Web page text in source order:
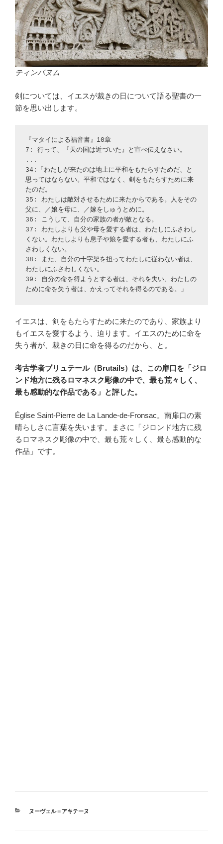
ティンパヌム
剣については、イエスが裁きの日について語る聖書の一
節を思い出します。
『マタイによる福音書』10章
7: 行って、『天の国は近づいた』と宣べ伝えなさい。
...
34:「わたしが来たのは地上に平和をもたらすためだ、と
思ってはならない。平和ではなく、剣をもたらすために来
たのだ。
35: わたしは敵対させるために来たからである。人をその
父に、／娘を母に、／嫁をしゅうとめに。
36: こうして、自分の家族の者が敵となる。
37: わたしよりも父や母を愛する者は、わたしにふさわし
くない。わたしよりも息子や娘を愛する者も、わたしにふ
さわしくない。
38: また、自分の十字架を担ってわたしに従わない者は、
わたしにふさわしくない。
39: 自分の命を得ようとする者は、それを失い、わたしの
ために命を失う者は、かえってそれを得るのである。」
イエスは、剣をもたらすために来たのであり、家族より
もイエスを愛するよう、迫ります。イエスのために命を
失う者が、裁きの日に命を得るのだから、と。
考古学者ブリュテール（Brutails）は、この扉口を「ジロ
ンド地方に残るロマネスク彫像の中で、最も荒々しく、
最も感動的な作品である」と評した。
Église Saint-Pierre de La Lande-de-Fronsac。南扉口の素
晴らしさに言葉を失います。まさに「ジロンド地方に残
るロマネスク彫像の中で、最も荒々しく、最も感動的な
作品」です。
カ
ヌーヴェル＝アキテーヌ